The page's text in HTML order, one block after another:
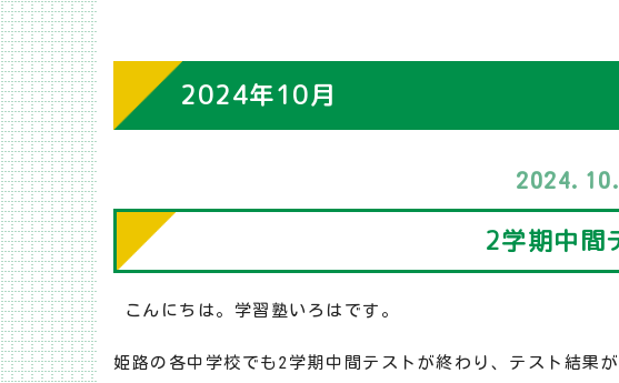
2024年10月
2学期中間
こんにちは。学習塾いろはです。
姫路の各中学校でも2学期中間テストが終わり、テスト結果